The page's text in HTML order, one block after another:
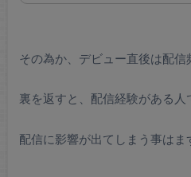
その為か、デビュー直後は配信
裏を返すと、配信経験がある
配信に影響が出てしまう事は